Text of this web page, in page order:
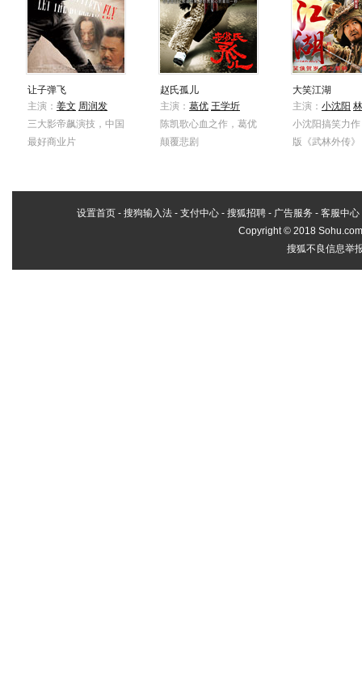
让子弹飞
主演： 姜文 周润发
三大影帝飙演技，中国
最好商业片
赵氏孤儿
主演： 葛优 王学圻
陈凯歌心血之作，葛优
颠覆悲剧
大笑江湖
主演： 小沈阳
小沈阳搞笑力
版《武林外传》
设置首页 - 搜狗输入法 - 支付中心 - 搜狐招聘 - 广告服务 - 客服中心
Copyright©2018
搜狐不良信息举